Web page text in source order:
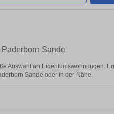
Sande
Auswahl an Eigentumswohnungen.
Sande oder in der Nähe.